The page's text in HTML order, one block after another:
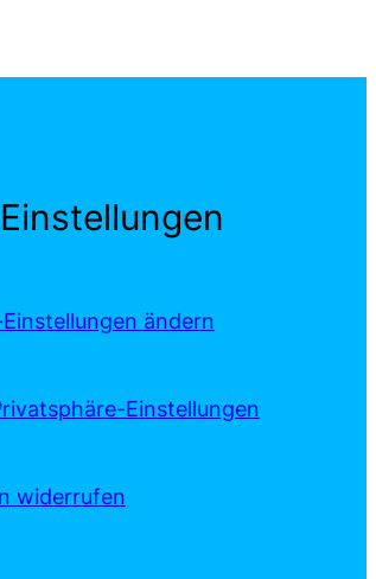
ändern
Einstellungen
widerrufen